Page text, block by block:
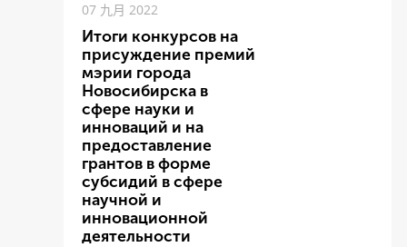
07 九月 2022
Итоги конкурсов на
присуждение премий
мэрии города
Новосибирска в
сфере науки и
инноваций и на
предоставление
грантов в форме
субсидий в сфере
научной и
инновационной
деятельности